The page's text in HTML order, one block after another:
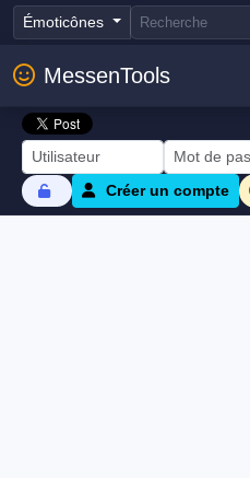
Émoticônes
MessenTools
Créer un compte